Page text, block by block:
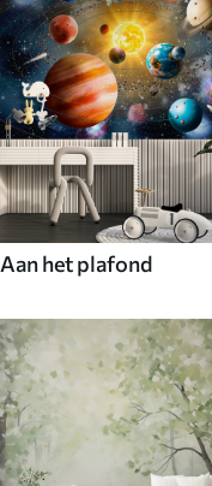
Aan het plafond